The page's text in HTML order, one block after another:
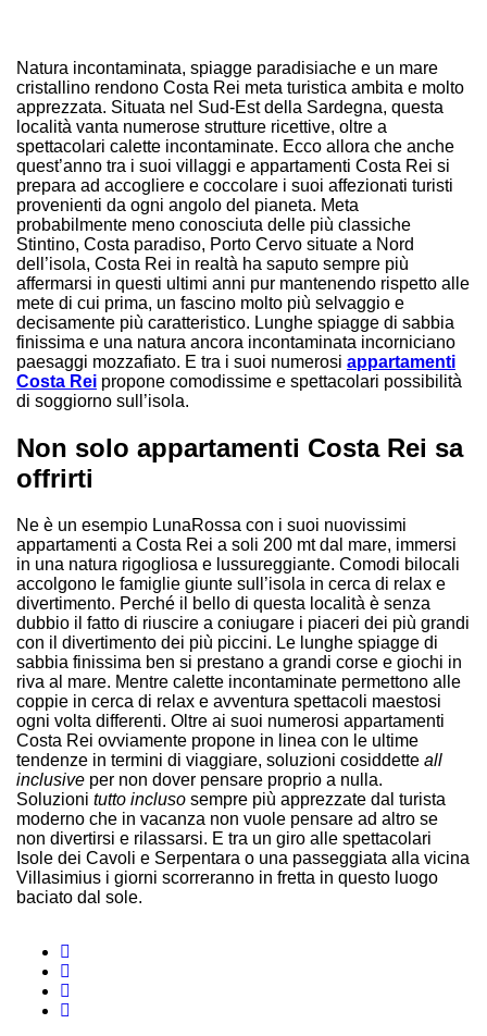
Natura incontaminata, spiagge paradisiache e un mare
cristallino rendono Costa Rei meta turistica ambita e molto
apprezzata. Situata nel Sud-Est della Sardegna, questa
località vanta numerose strutture ricettive, oltre a
spettacolari calette incontaminate. Ecco allora che anche
quest’anno tra i suoi villaggi e appartamenti Costa Rei si
prepara ad accogliere e coccolare i suoi affezionati turisti
provenienti da ogni angolo del pianeta. Meta
probabilmente meno conosciuta delle più classiche
Stintino, Costa paradiso, Porto Cervo situate a Nord
dell’isola, Costa Rei in realtà ha saputo sempre più
affermarsi in questi ultimi anni pur mantenendo rispetto alle
mete di cui prima, un fascino molto più selvaggio e
decisamente più caratteristico. Lunghe spiagge di sabbia
finissima e una natura ancora incontaminata incorniciano
paesaggi mozzafiato. E tra i suoi numerosi appartamenti
Costa Rei propone comodissime e spettacolari possibilità
di soggiorno sull’isola.
Non solo appartamenti Costa Rei sa
offrirti
Ne è un esempio LunaRossa con i suoi nuovissimi
appartamenti a Costa Rei a soli 200 mt dal mare, immersi
in una natura rigogliosa e lussureggiante. Comodi bilocali
accolgono le famiglie giunte sull’isola in cerca di relax e
divertimento. Perché il bello di questa località è senza
dubbio il fatto di riuscire a coniugare i piaceri dei più grandi
con il divertimento dei più piccini. Le lunghe spiagge di
sabbia finissima ben si prestano a grandi corse e giochi in
riva al mare. Mentre calette incontaminate permettono alle
coppie in cerca di relax e avventura spettacoli maestosi
ogni volta differenti. Oltre ai suoi numerosi appartamenti
Costa Rei ovviamente propone in linea con le ultime
tendenze in termini di viaggiare, soluzioni cosiddette all
inclusive per non dover pensare proprio a nulla.
Soluzioni tutto incluso sempre più apprezzate dal turista
moderno che in vacanza non vuole pensare ad altro se
non divertirsi e rilassarsi. E tra un giro alle spettacolari
Isole dei Cavoli e Serpentara o una passeggiata alla vicina
Villasimius i giorni scorreranno in fretta in questo luogo
baciato dal sole.